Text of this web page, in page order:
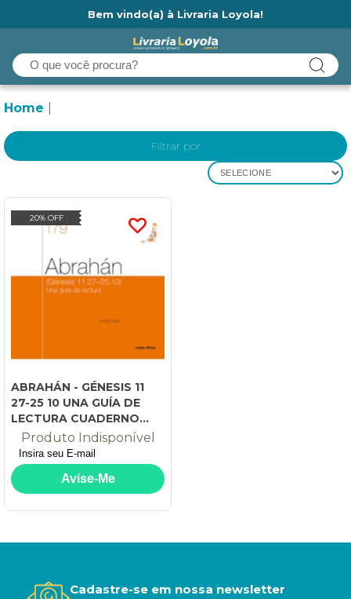
Bem vindo(a) à Livraria Loyola!
Home
Filtrar por
SELECIONE
20% OFF
ABRAHÁN - GÉNESIS 11
27-25 10 UNA GUÍA DE
LECTURA CUADERNO
BÍBLICO 179
Produto Indisponível
Cadastre-se em nossa newsletter